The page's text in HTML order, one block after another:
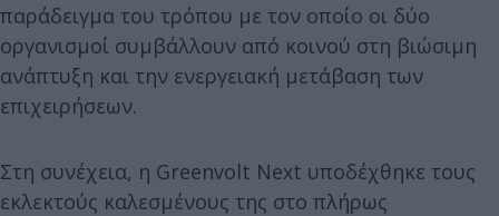
παράδειγμα του τρόπου με τον οποίο οι δύο
οργανισμοί συμβάλλουν από κοινού στη βιώσιμη
ανάπτυξη και την ενεργειακή μετάβαση των
επιχειρήσεων.
Στη συνέχεια, η Greenvolt Next υποδέχθηκε τους
εκλεκτούς καλεσμένους της στο πλήρως